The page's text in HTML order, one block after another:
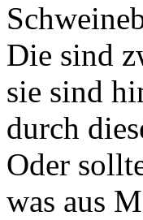
Die sind
sie sind
durch
Oder
was aus